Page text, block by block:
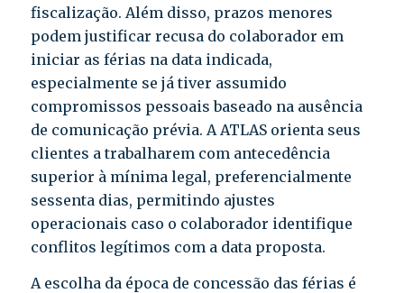
fiscalização. Além disso, prazos menores
podem justificar recusa do colaborador em
iniciar as férias na data indicada,
especialmente se já tiver assumido
compromissos pessoais baseado na ausência
de comunicação prévia. A ATLAS orienta seus
clientes a trabalharem com antecedência
superior à mínima legal, preferencialmente
sessenta dias, permitindo ajustes
operacionais caso o colaborador identifique
conflitos legítimos com a data proposta.
A escolha da época de concessão das férias é